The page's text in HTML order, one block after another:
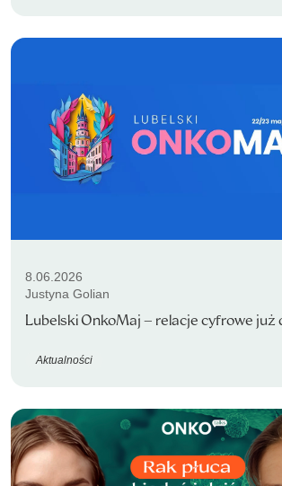
8.06.2026
Justyna Golian
Lubelski OnkoMaj – relacje cyfrowe już
Aktualności